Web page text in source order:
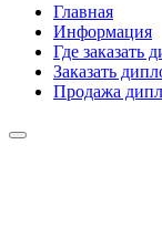
Главная
Информация
Где заказать
Заказать
Продажа